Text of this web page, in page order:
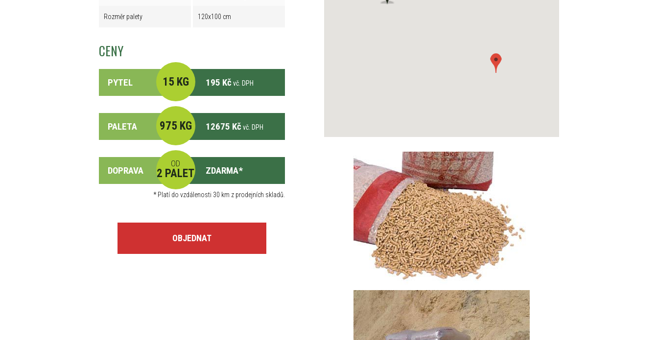
Rozměr palety 120x100 cm
CENY
PYTEL 15 KG 195 Kč vč. DPH
PALETA 975 KG 12675 Kč vč. DPH
DOPRAVA
OD
2 PALET ZDARMA*
*Platí do vzdálenosti 30 km z prodejních skladů.
OBJEDNAT